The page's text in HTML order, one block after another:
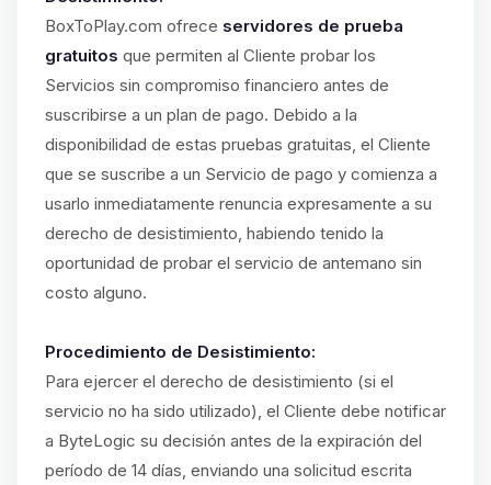
BoxToPlay.com ofrece servidores de prueba
gratuitos que permiten al Cliente probar los
Servicios sin compromiso financiero antes de
suscribirse a un plan de pago. Debido a la
disponibilidad de estas pruebas gratuitas, el Cliente
que se suscribe a un Servicio de pago y comienza a
usarlo inmediatamente renuncia expresamente a su
derecho de desistimiento, habiendo tenido la
oportunidad de probar el servicio de antemano sin
costo alguno.
Procedimiento de Desistimiento:
Para ejercer el derecho de desistimiento (si el
servicio no ha sido utilizado), el Cliente debe notificar
a ByteLogic su decisión antes de la expiración del
período de 14 días, enviando una solicitud escrita